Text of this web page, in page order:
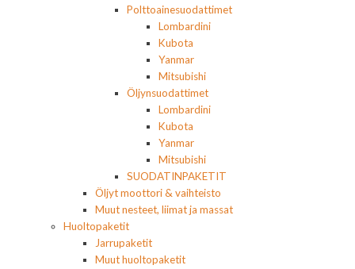
Polttoainesuodattimet
Lombardini
Kubota
Yanmar
Mitsubishi
Öljynsuodattimet
Lombardini
Kubota
Yanmar
Mitsubishi
SUODATINPAKETIT
Öljyt moottori & vaihteisto
Muut nesteet, liimat ja massat
Huoltopaketit
Jarrupaketit
Muut huoltopaketit